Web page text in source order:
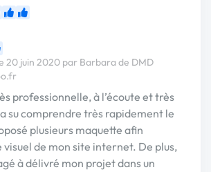
20 juin 2020 par Barbara de DMD
professionnelle, à l’écoute et très
su comprendre très rapidement le
plusieurs maquette afin
visuel de mon site internet. De plus,
à délivré mon projet dans un